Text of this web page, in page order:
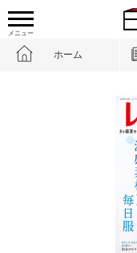
メニュー
ホーム